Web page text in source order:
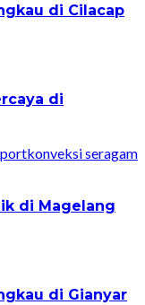
di Cilacap
di
konveksi seragam
di Magelang
di Gianyar